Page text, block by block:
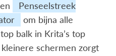
en
Penseelstreek
om bijna alle
balk in Krita’s top
schermen zorgt